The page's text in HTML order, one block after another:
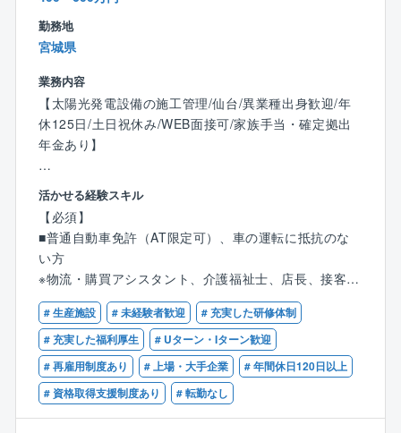
＜働き方・手当など＞
◎年間休日131日
◎夜勤なし・土日の大半はお休み（基本は官公庁案件
の元請け工事を対応します）
◎チーム制導入によるフォロー体制のほか、社内分業
が進んでおり、コスト管理は別の部署で対応、現場管
くため、仕事にやりがいを持ちながら、プライベート
との両立も可能です。
◎出張手当などの他に累積の宿泊数に応じて長期出張
手当も付与されます。
└日当・宿泊費（1万円/日）は実費ではなく定額での支
給になる為、ご自身のお給与に分かりやすく反映され
ます。
★同企業の魅力
所定労働時間が7時間15分となります。
その為所定労働が8時間の企業に比べ、単純計算で1ヶ
勤務地
宮城県
業務内容
【太陽光発電設備の施工管理/仙台/異業種出身歓迎/年
休125日/土日祝休み/WEB面接可/家族手当・確定拠出
年金あり】
【主な業務内容】
再生可能エネルギーの普及を担う同社にて、法人向け
屋根上太陽光発電設備の施工管理業務をお任せしま
す。
現地調査から工事の進行管理まで幅広く携わり、社会
的ニーズが高まっている、再生可能エネルギーの普及
を支える仕事です。
【業務詳細】
・現地調査（工事予定地の下見、測量、設置条件の確
認など）基本的に2名1組で実施
活かせる経験スキル
【必須】
■普通自動車免許（AT限定可）、車の運転に抵抗のな
い方
※物流・購買アシスタント、介護福祉士、店長、接客、
IT個人営業、調理スタッフ（飲食）、看護師の方など
幅広い職種からキャリアチェンジが叶っております！
【歓迎】
■電気に関する実務経験や資格をお持ちの方
■電気に関する資格をお持ちの方
※資格をお持ちの方へは資格手当あり
# 生産施設 # 未経験者歓迎
# 充実した研修体制
# 充実した福利厚生
# Uターン・Iターン歓迎
# 再雇用制度あり
# 上場・大手企業
# 年間休日120日以上
# 資格取得支援制度あり
# 転勤なし